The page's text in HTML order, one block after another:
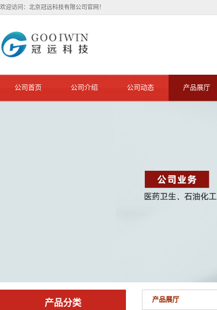
欢迎访问：北京冠远科技有限公司官网！
公司首页 公司介绍 公司动态 产品展厅
产品分类 产品展厅